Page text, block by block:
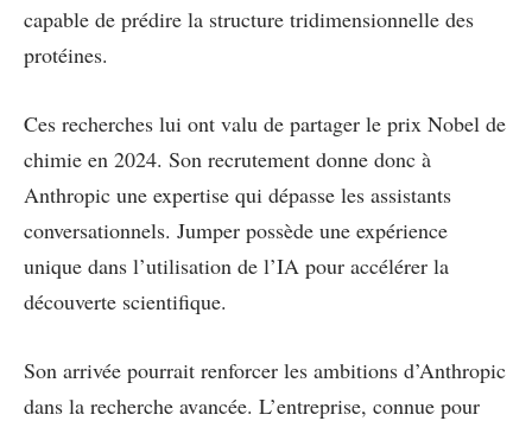
capable de prédire la structure tridimensionnelle des
protéines.
Ces recherches lui ont valu de partager le prix Nobel de
chimie en 2024. Son recrutement donne donc à
Anthropic une expertise qui dépasse les assistants
conversationnels. Jumper possède une expérience
unique dans l’utilisation de l’IA pour accélérer la
découverte scientifique.
Son arrivée pourrait renforcer les ambitions d’Anthropic
dans la recherche avancée. L’entreprise, connue pour